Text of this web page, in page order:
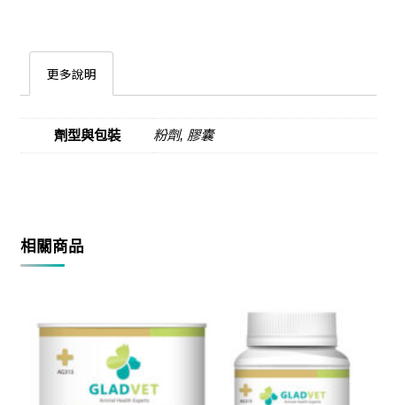
更多說明
劑型與包裝 粉劑, 膠囊
相關商品